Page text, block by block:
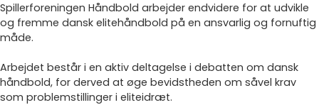
Spillerforeningen Håndbold arbejder endvidere for at udvikle
og fremme dansk elitehåndbold på en ansvarlig og fornuftig
måde.
Arbejdet består i en aktiv deltagelse i debatten om dansk
håndbold, for derved at øge bevidstheden om såvel krav
som problemstillinger i eliteidræt.